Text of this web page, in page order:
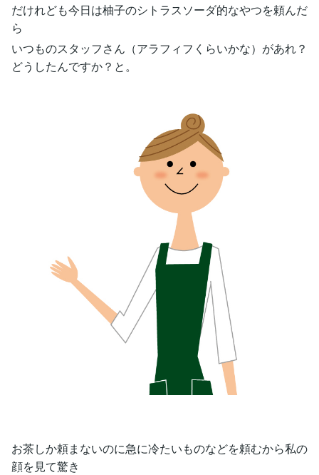
だけれども今日は柚子のシトラスソーダ的なやつを頼んだ
ら
いつものスタッフさん（アラフィフくらいかな）があれ？
どうしたんですか？と。
お茶しか頼まないのに急に冷たいものなどを頼むから私の
顔を見て驚き